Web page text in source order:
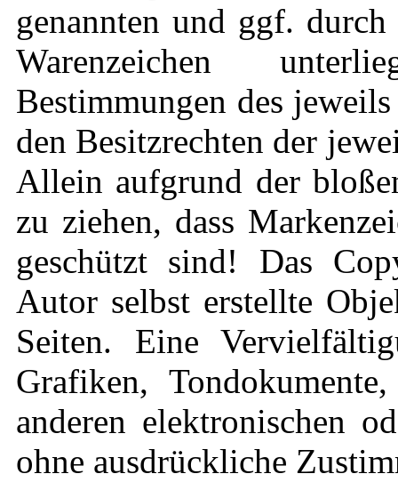
genannten und ggf.
Warenzeichen
Bestimmungen des
den Besitzrechten der
Allein aufgrund der
zu ziehen, dass
geschützt sind! Das
Autor selbst erstellte
Seiten. Eine
Grafiken,
anderen elektronischen
ohne ausdrückliche